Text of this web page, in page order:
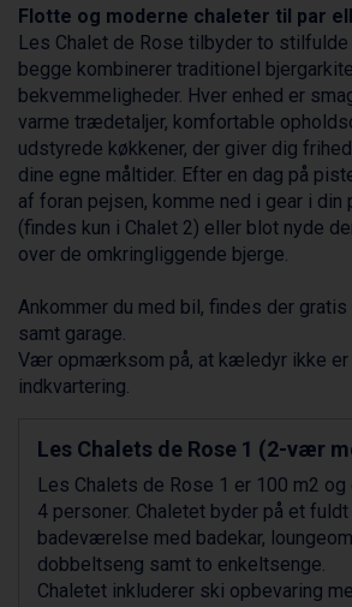
Cervinia fra DKK 5.295
Passo Tonale fra DKK 3.795
Saalbach fra DKK 5.945
Sölden fra DKK 8.445
Bad Hofgastein fra DKK 5.495
Champoluc fra DKK 3.795
Sestriere fra DKK 4.395
Fieberbrunn fra DKK 6.145
Wagrain fra DKK 4.645
Ischgl fra DKK 7.095
Zell am See fra DKK 4.095
Canazei fra DKK 4.745
Livigno fra DKK 4.145
Ponte di Legno fra DKK 4.745
Alleghe fra DKK 5.595
Arabba fra DKK 7.045
Sauze dOulx fra DKK 4.045
La Thuile fra DKK 4.595
Val Thorens fra DKK 5.395
Cervinia fra DKK 5.295
Passo Tonale fra DKK 3.795
Flotte og moderne chaleter til par
Les Chalet de Rose tilbyder to
begge kombinerer traditionel
bekvemmeligheder. Hver enhed er
varme trædetaljer, komfortable
udstyrede køkkener, der giver dig
dine egne måltider. Efter en dag på
af foran pejsen, komme ned i gear i din
(findes kun i Chalet 2) eller blot nyde
over de omkringliggende bjerge.
Ankommer du med bil, findes der
samt garage.
Vær opmærksom på, at kæledyr ikke er
indkvartering.
Les Chalets de Rose 1 (2-vær
Les Chalets de Rose 1 er 100 m2
4 personer. Chaletet byder på et
badeværelse med badekar,
dobbeltseng samt to enkeltsenge.
Chaletet inkluderer ski opbevaring